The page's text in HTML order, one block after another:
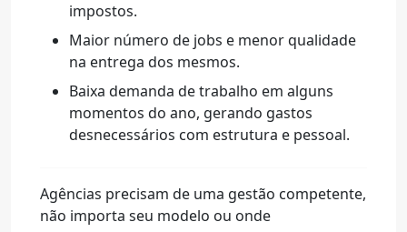
impostos.
Maior número de jobs e menor qualidade
na entrega dos mesmos.
Baixa demanda de trabalho em alguns
momentos do ano, gerando gastos
desnecessários com estrutura e pessoal.
Agências precisam de uma gestão competente,
não importa seu modelo ou onde